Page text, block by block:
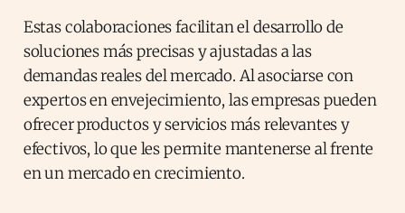
Estas colaboraciones facilitan el desarrollo de
soluciones más precisas y ajustadas a las
demandas reales del mercado. Al asociarse con
expertos en envejecimiento, las empresas pueden
ofrecer productos y servicios más relevantes y
efectivos, lo que les permite mantenerse al frente
en un mercado en crecimiento.